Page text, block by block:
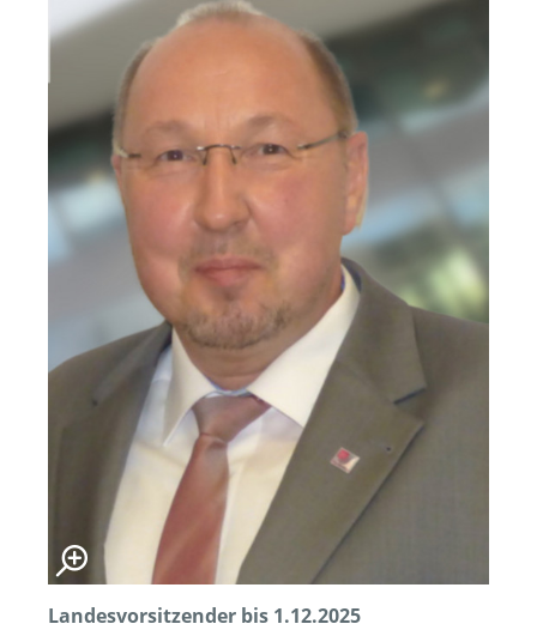
Landesvorsitzender bis 1.12.2025